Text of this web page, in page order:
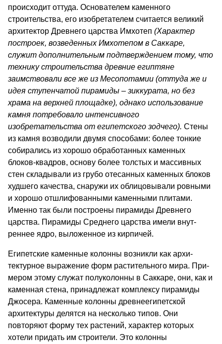
происходит оттуда. Основателем каменного
строительства, его изобретателем считается великий
архитектор Древнего царства Имхотеп (Характер
построек, возведенных Имхотепом в Саккаре,
служит дополнительным подтверждением тому, что
технику строительства древние египтяне
заимствовали все же из Месопо­тамии (оттуда же и
идея ступенчатой пирамиды – зиккурата, но без
храма на верхней площадке), однако использование
камня потребовало интенсивного
изобретательства от египетского зодчего). Стены
из камня возводили двумя способами: более тонкие
собирались из хорошо обработанных каменных
блоков-квадров, основу более толстых и массивных
стен складывали из грубо отесанных каменных бло­ков
худшего качества, снаружи их облицовывали ро­вными
и хорошо отшлифованными каменными плита­ми.
Именно так были построены пирамиды Древне­го
царства. Пирамиды Среднего царства имели внут­
реннее ядро, выложенное из кирпичей.
Египетские каменные колонны возникли как архи­
тектурное выражение форм растительного мира. При­
мером этому служат полуколонны в Саккаре, они, как и
каменная стена, принадлежат комплексу пи­рамиды
Джосера. Каменные колонны древнеегипетс­кой
архитектуры делятся на несколько типов. Они
повторяют форму тех растений, характер которых
хотели придать им строители. Это колонны